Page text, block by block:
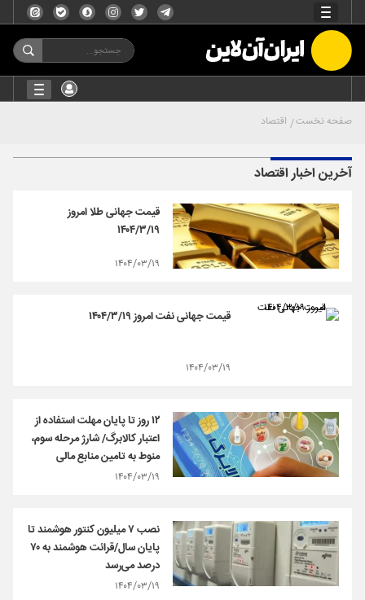
صفحه نخست اقتصاد
آخرین اخبار اقتصاد
قیمت جهانی طلا امروز
۱۴۰۴/۳/۱۹
۱۴۰۴/۰۳/۱۹
قیمت جهانی نفت امروز ۱۴۰۴/۳/۱۹
۱۴۰۴/۰۳/۱۹
۱۲ روز تا پایان مهلت استفاده از
اعتبار کالابرگ/ شارژ مرحله سوم،
منوط به تامین منابع مالی
۱۴۰۴/۰۳/۱۹
نصب ۷ میلیون کنتور هوشمند تا
پایان سال/قرائت هوشمند به ۷۰
درصد می‌رسد
۱۴۰۴/۰۳/۱۹